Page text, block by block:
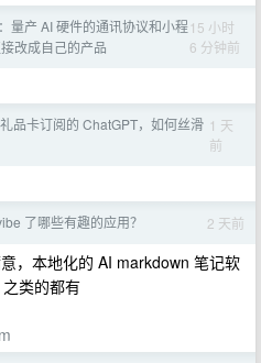
量产 AI 硬件的通讯协议和小程
改成自己的产品
15 小时
6 分钟前
品卡订阅的 ChatGPT，如何丝滑 1 天
前
了哪些有趣的应用？ 2 天前
，本地化的 AI markdown 笔记软
类的都有